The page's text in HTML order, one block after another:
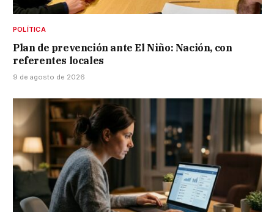
POLÍTICA
Plan de prevención ante El Niño: Nación, con
referentes locales
9 de agosto de 2026